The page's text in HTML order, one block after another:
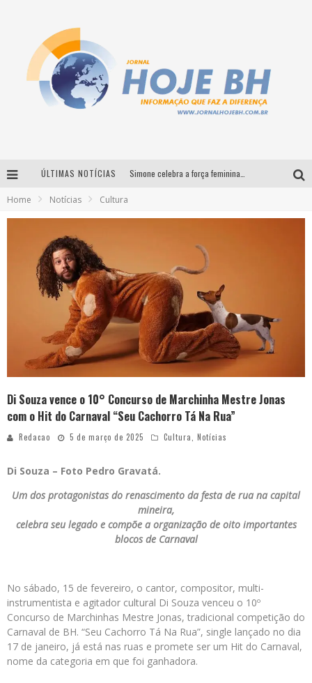
ÚLTIMAS NOTÍCIAS
Home Notícias Cultura
Di Souza vence o 10° Concurso de Marchinha Mestre Jonas
com o Hit do Carnaval “Seu Cachorro Tá Na Rua”
Redacao 5 de março de 2025 Cultura, Notícias
Di Souza – Foto Pedro Gravatá.
Um dos protagonistas do renascimento da festa de rua na capital
mineira,
celebra seu legado e compõe a organização de oito importantes
blocos de Carnaval
No sábado, 15 de fevereiro, o cantor, compositor, multi-
instrumentista e agitador cultural Di Souza venceu o 10º
Concurso de Marchinhas Mestre Jonas, tradicional competição do
Carnaval de BH. “Seu Cachorro Tá Na Rua”, single lançado no dia
17 de janeiro, já está nas ruas e promete ser um Hit do Carnaval,
nome da categoria em que foi ganhadora.